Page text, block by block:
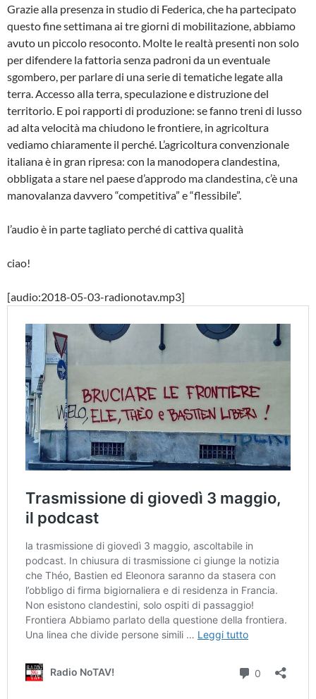
Grazie alla presenza in studio di Federica, che ha partecipato
questo fine settimana ai tre giorni di mobilitazione, abbiamo
avuto un piccolo resoconto. Molte le realtà presenti non solo
per difendere la fattoria senza padroni da un eventuale
sgombero, per parlare di una serie di tematiche legate alla
terra. Accesso alla terra, speculazione e distruzione del
territorio. E poi rapporti di produzione: se fanno treni di lusso
ad alta velocità ma chiudono le frontiere, in agricoltura
vediamo chiaramente il perché. L’agricoltura convenzionale
italiana è in gran ripresa: con la manodopera clandestina,
obbligata a stare nel paese d’approdo ma clandestina, c’è una
manovalanza davvero “competitiva” e “flessibile”.
l’audio è in parte tagliato perché di cattiva qualità
ciao!
[audio:2018-05-03-radionotav.mp3]